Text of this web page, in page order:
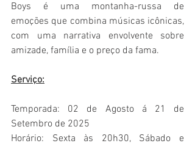
Boys é uma montanha-russa de
emoções que combina músicas icônicas,
com uma narrativa envolvente sobre
amizade, família e o preço da fama.
Serviço:
Temporada: 02 de Agosto á 21 de
Setembro de 2025
Horário: Sexta às 20h30, Sábado e